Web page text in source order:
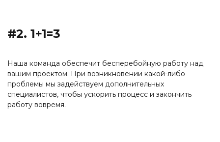
#2. 1+1=3
Наша команда обеспечит бесперебойную работу над
вашим проектом. При возникновении какой-либо
проблемы мы задействуем дополнительных
специалистов, чтобы ускорить процесс и закончить
работу вовремя.